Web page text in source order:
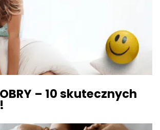
– 10 skutecznych